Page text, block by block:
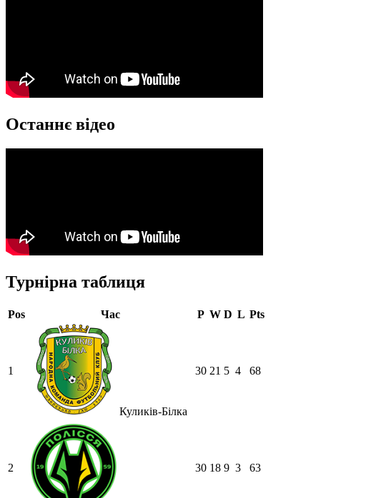
Останнє відео
Турнірна таблиця
Pos Час P W D L Pts
1
Куликів-Білка
30 21 5 4 68
2 30 18 9 3 63